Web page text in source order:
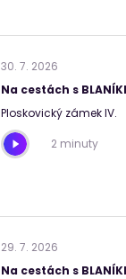
30. 7. 2026
Na cestách s
Ploskovický zámek IV.
2 minuty
29. 7. 2026
Na cestách s